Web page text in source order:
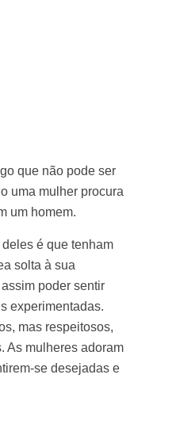
que não pode ser
uma mulher procura
um homem.
é que tenham
solta à sua
poder sentir
experimentadas.
mas respeitosos,
As mulheres adoram
se desejadas e